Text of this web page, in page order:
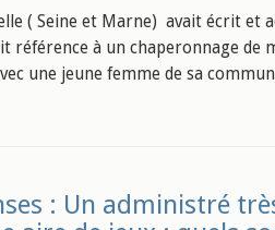
( Seine et Marne) avait écrit et
référence à un chaperonnage de
une jeune femme de sa
: Un administré